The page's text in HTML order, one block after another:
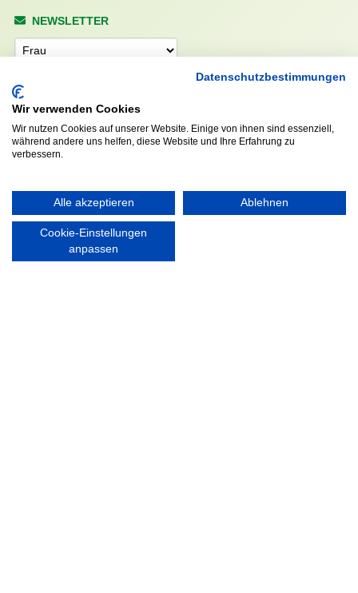
NEWSLETTER
Anrede
Walddörfer Sportverein
Halenreie 32-34
22359 Hamburg
info@walddoerfer-sv.de
Mo. – Fr. 8:00 – 22:00 Uhr
Datenschutzbestimmungen
Wir verwenden Cookies
Wir nutzen Cookies auf unserer Website. Einige von ihnen sind essenziell,
während andere uns helfen, diese Website und Ihre Erfahrung zu
verbessern.
Alle akzeptieren Ablehnen
Cookie-Einstellungen
anpassen